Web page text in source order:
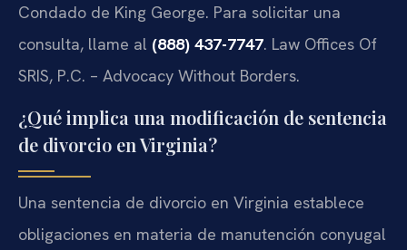
Condado de King George. Para solicitar una
consulta, llame al (888) 437-7747. Law Offices Of
SRIS, P.C. – Advocacy Without Borders.
¿Qué implica una modificación de sentencia
de divorcio en Virginia?
Una sentencia de divorcio en Virginia establece
obligaciones en materia de manutención conyugal